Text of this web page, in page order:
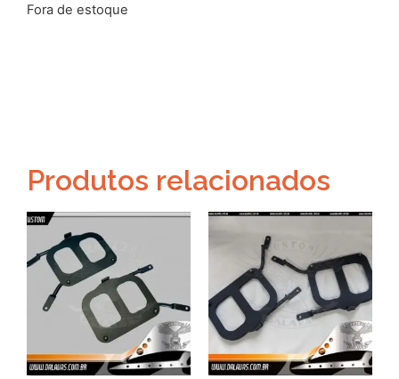
Fora de estoque
Produtos relacionados